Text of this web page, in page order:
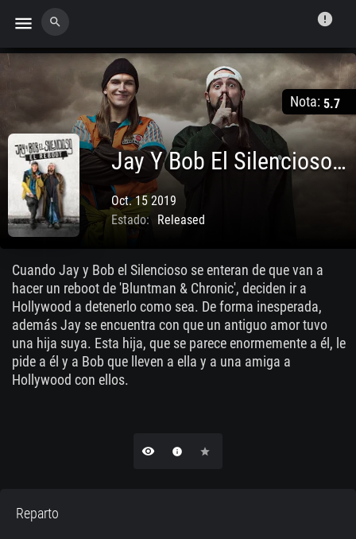
menu search error
Nota: 5.7
Jay Y Bob El Silencioso: El Reboot
Oct. 15 2019
Estado:
Released
Cuando Jay y Bob el Silencioso se enteran de que van a
hacer un reboot de 'Bluntman & Chronic', deciden ir a
Hollywood a detenerlo como sea. De forma inesperada,
además Jay se encuentra con que un antiguo amor tuvo
una hija suya. Esta hija, que se parece enormemente a él, le
pide a él y a Bob que lleven a ella y a una amiga a
Hollywood con ellos.
remove_red_eye info star
Reparto